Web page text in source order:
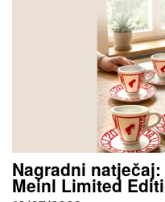
Nagradni
Meinl Limited